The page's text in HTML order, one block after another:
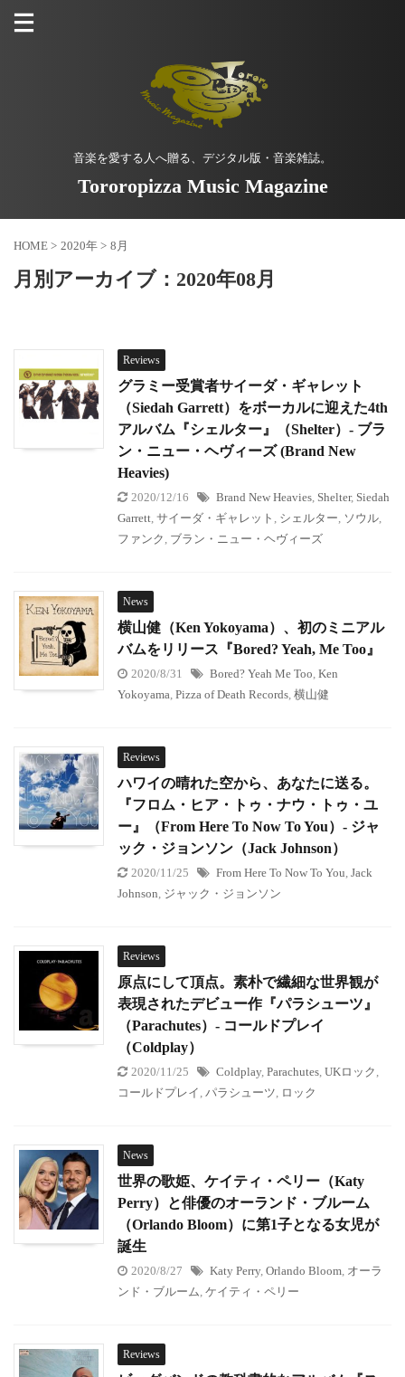
音楽を愛する人へ贈る、デジタル版・音楽雑誌。
Tororopizza Music Magazine
HOME > 2020年 > 8月
月別アーカイブ：2020年08月
Reviews
グラミー受賞者サイーダ・ギャレット
（Siedah Garrett）をボーカルに迎えた4th
アルバム『シェルター』（Shelter）- ブラ
ン・ニュー・ヘヴィーズ (Brand New
Heavies)
2020/12/16 Brand New Heavies Shelter, Siedah
Garrett サイーダ・ギャレット シェルター ソウル
ファンク ブラン・ニュー・ヘヴィーズ
News
横山健（Ken Yokoyama）、初のミニアル
バムをリリース『Bored? Yeah, Me Too』
2020/8/31 Bored? Yeah Me Too Ken
Yokoyama Pizza of Death Records 横山健
Reviews
ハワイの晴れた空から、あなたに送る。
『フロム・ヒア・トゥ・ナウ・トゥ・ユ
ー』（From Here To Now To You）- ジャ
ック・ジョンソン（Jack Johnson）
2020/11/25 From Here To Now To You Jack
Johnson ジャック・ジョンソン
Reviews
原点にして頂点。素朴で繊細な世界観が
表現されたデビュー作『パラシューツ』
（Parachutes）- コールドプレイ
（Coldplay）
2020/11/25 Coldplay, Parachutes UKロック
コールドプレイ パラシューツ ロック
News
世界の歌姫、ケイティ・ペリー（Katy
Perry）と俳優のオーランド・ブルーム
（Orlando Bloom）に第1子となる女児が
誕生
2020/8/27 Katy Perry, Orlando Bloom オーラ
ンド・ブルーム ケイティ・ペリー
Reviews